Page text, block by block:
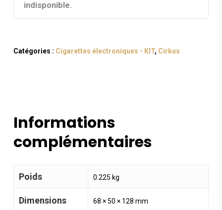
indisponible.
Catégories : Cigarettes électroniques - KIT, Cirkus
Informations
complémentaires
Poids 0.225 kg
Dimensions 68 × 50 × 128 mm